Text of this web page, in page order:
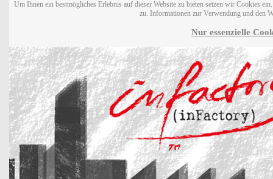
Um Ihnen ein bestmögliches Erlebnis auf dieser Website zu bieten setzen wir Cookies
zu. Informationen zur Verwendung und den
Nur essenzielle